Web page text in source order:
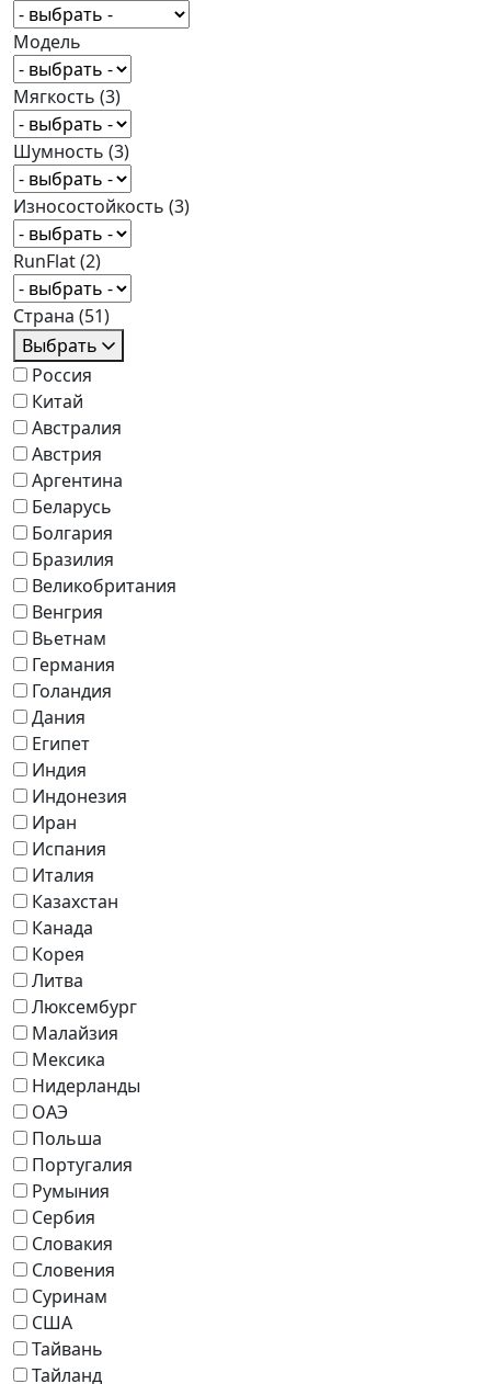
Модель
Мягкость (3)
Шумность (3)
Износостойкость (3)
RunFlat(2)
Страна (51)
Выбрать
Россия
Китай
Австралия
Австрия
Аргентина
Беларусь
Болгария
Бразилия
Великобритания
Венгрия
Вьетнам
Германия
Голандия
Дания
Египет
Индия
Индонезия
Иран
Испания
Италия
Казахстан
Канада
Корея
Литва
Люксембург
Малайзия
Мексика
Нидерланды
ОАЭ
Польша
Португалия
Румыния
Сербия
Словакия
Словения
Суринам
США
Тайвань
Тайланд